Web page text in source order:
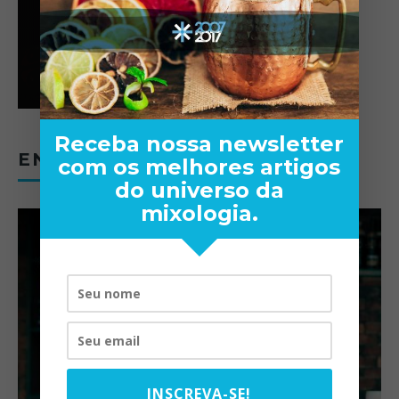
ENTREVISTAS
Receba nossa newsletter
com os melhores artigos
do universo da
mixologia.
INSCREVA-SE!